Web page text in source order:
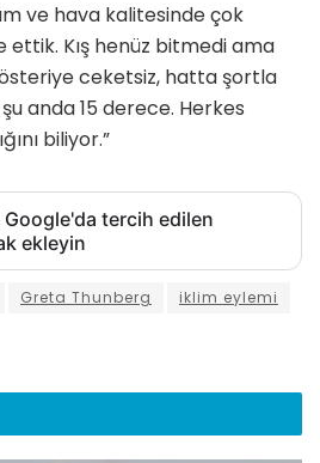
ve hava kalitesinde çok
ettik. Kış henüz bitmedi ama
ceketsiz, hatta şortla
şu anda 15 derece. Herkes
biliyor.”
Google'da tercih edilen
ekleyin
Greta Thunberg
iklim eylemi